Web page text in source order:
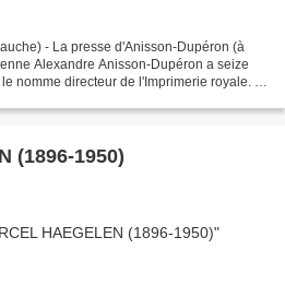
- La presse d'Anisson-Dupéron (à
Alexandre Anisson-Dupéron a seize
nomme directeur de l'Imprimerie royale. Il
(1896-1950)